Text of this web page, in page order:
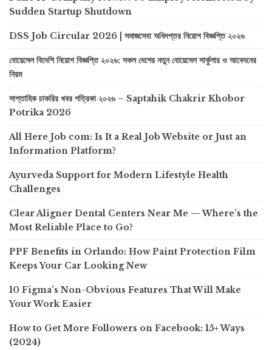
Sudden Startup Shutdown
DSS Job Circular 2026 | সমাজসেবা অধিদপ্তর নিয়োগ বিজ্ঞপ্তি ২০২৬
বোয়েসেল বিদেশি নিয়োগ বিজ্ঞপ্তি ২০২৬: সকল দেশের নতুন বোয়েসেল সার্কুলার ও আবেদনের
নিয়ম
সাপ্তাহিক চাকরির খবর পত্রিকা ২০২৬ – Saptahik Chakrir Khobor
Potrika 2026
All Here Job com: Is It a Real Job Website or Just an
Information Platform?
Ayurveda Support for Modern Lifestyle Health
Challenges
Clear Aligner Dental Centers Near Me — Where’s the
Most Reliable Place to Go?
PPF Benefits in Orlando: How Paint Protection Film
Keeps Your Car Looking New
10 Figma’s Non-Obvious Features That Will Make
Your Work Easier
How to Get More Followers on Facebook: 15+ Ways
(2024)